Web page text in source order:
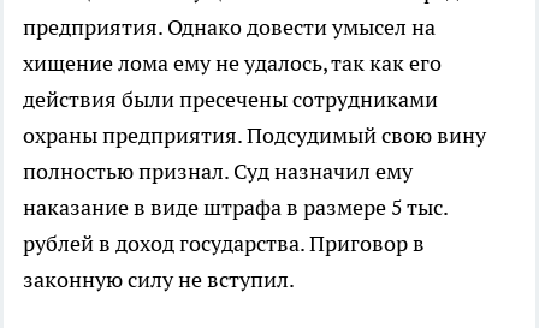
предприятия. Однако довести умысел на
хищение лома ему не удалось, так как его
действия были пресечены сотрудниками
охраны предприятия. Подсудимый свою вину
полностью признал. Суд назначил ему
наказание в виде штрафа в размере 5 тыс.
рублей в доход государства. Приговор в
законную силу не вступил.